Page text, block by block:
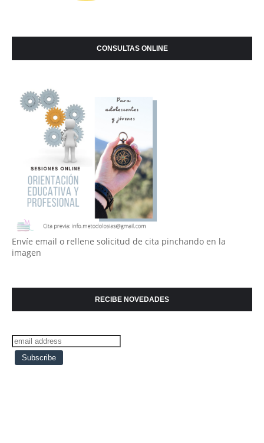
CONSULTAS ONLINE
Envíe email o rellene solicitud de cita pinchando en la
imagen
RECIBE NOVEDADES